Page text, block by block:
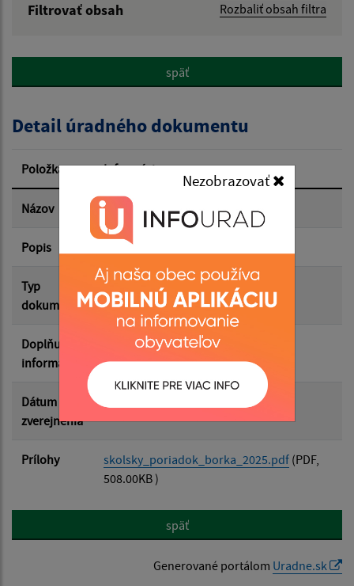
Nezobrazovať
Filtrovať obsah Rozbaliť obsah filtra
Popis:
Dátum zverejnenia od:
Dátum zverejnenia do:
Filtrovať
späť
Detail úradného dokumentu
Položka Informácia
Názov Školský poriadok MŠ Bôrka
Popis
Typ
dokumentu
Rôzne
Doplňujúce
informácie
Dátum
zverejnenia
Prílohy skolsky_poriadok_borka_2025.pdf (PDF,
508.00KB )
späť
Generované portálom Uradne.sk